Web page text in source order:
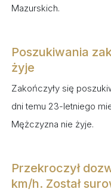
Mazurskich.
Poszukiwania
żyje
Zakończyły się
dni temu 23-letniego
Mężczyzna nie żyje.
Przekroczył
km/h. Został